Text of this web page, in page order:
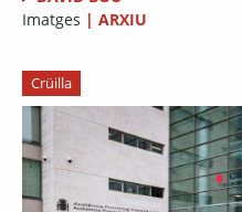
Imatges | ARXIU
Crüilla